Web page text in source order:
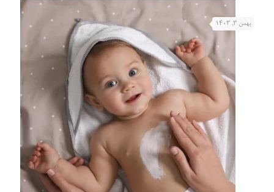
بهمن ۳, ۱۴۰۳